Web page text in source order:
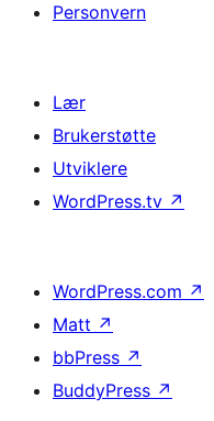
Personvern
Lær
Brukerstøtte
Utviklere
WordPress.tv ↗
WordPress.com ↗
Matt ↗
bbPress ↗
BuddyPress ↗